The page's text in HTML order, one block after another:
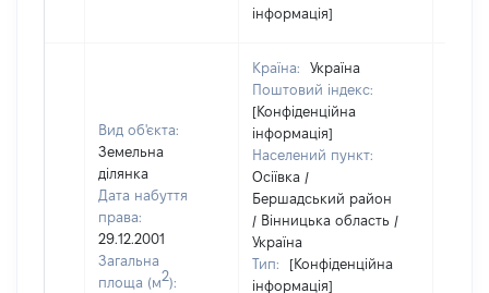
інформація]
Вид об'єкта:
Земельна
ділянка
Дата набуття
права:
29.12.2001
Загальна
площа (м2):
Країна:
Україна
Поштовий індекс:
[Конфіденційна
інформація]
Населений пункт:
Осіївка /
Бершадський район
/ Вінницька область /
Україна
Тип:
[Конфіденційна
інформація]